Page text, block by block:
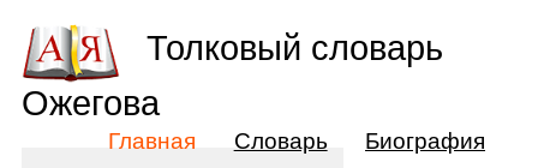
Толковый словарь
Ожегова
Главная Словарь Биография